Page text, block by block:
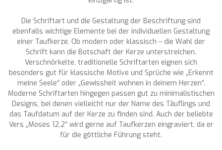
Die Schriftart und die Gestaltung der Beschriftung sind
ebenfalls wichtige Elemente bei der individuellen Gestaltung
einer Taufkerze. Ob modern oder klassisch – die Wahl der
Schrift kann die Botschaft der Kerze unterstreichen.
Verschnörkelte, traditionelle Schriftarten eignen sich
besonders gut für klassische Motive und Sprüche wie „Erkennt
meine Seele“ oder „Gewissheit wohnen in deinem Herzen“.
Moderne Schriftarten hingegen passen gut zu minimalistischen
Designs, bei denen vielleicht nur der Name des Täuflings und
das Taufdatum auf der Kerze zu finden sind. Auch der beliebte
Vers „Moses 12,2“ wird gerne auf Taufkerzen eingraviert, da er
für die göttliche Führung steht.